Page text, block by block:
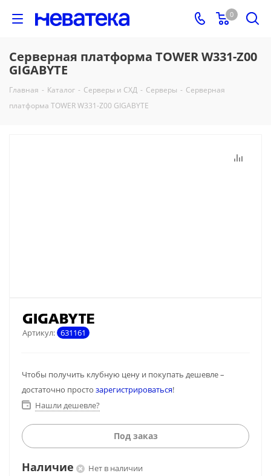
0
Серверная платформа TOWER W331-Z00
GIGABYTE
Главная - Каталог - Серверы и СХД - Серверы - Серверная
платформа TOWER W331-Z00 GIGABYTE
Артикул: 631161
Чтобы получить клубную цену и покупать дешевле –
достаточно просто зарегистрироваться!
Нашли дешевле?
Под заказ
Наличие Нет в наличии